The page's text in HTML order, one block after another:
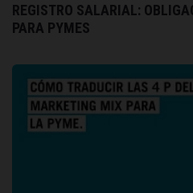
REGISTRO SALARIAL:
PARA PYMES